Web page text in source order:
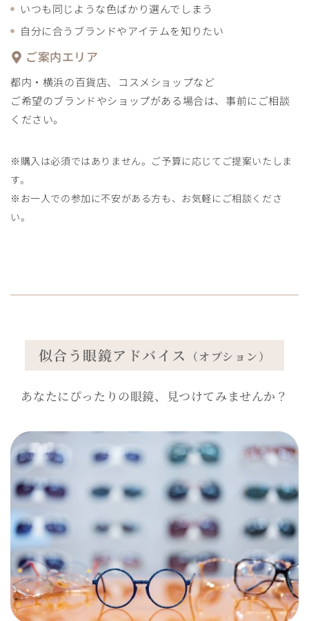
いつも同じような色ばかり選んでしまう
自分に合うブランドやアイテムを知りたい
ご案内エリア
都内・横浜の百貨店、コスメショップなど
ご希望のブランドやショップがある場合は、事前にご相談
ください。
※購入は必須ではありません。ご予算に応じてご提案いたしま
す。
※お一人での参加に不安がある方も、お気軽にご相談くださ
い。
似合う眼鏡アドバイス （オプション）
あなたにぴったりの眼鏡、見つけてみませんか？